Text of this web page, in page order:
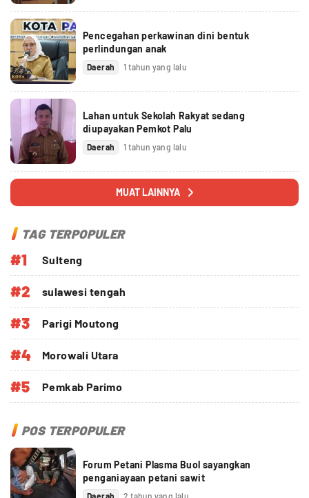
Pencegahan perkawinan dini bentuk
perlindungan anak
Daerah 1 tahun yang lalu
Lahan untuk Sekolah Rakyat sedang
diupayakan Pemkot Palu
Daerah 1 tahun yang lalu
MUAT LAINNYA
TAG TERPOPULER
#1 Sulteng
#2 sulawesi tengah
#3 Parigi Moutong
#4 Morowali Utara
#5 Pemkab Parimo
POS TERPOPULER
Forum Petani Plasma Buol sayangkan
penganiayaan petani sawit
Daerah 2 tahun yang lalu